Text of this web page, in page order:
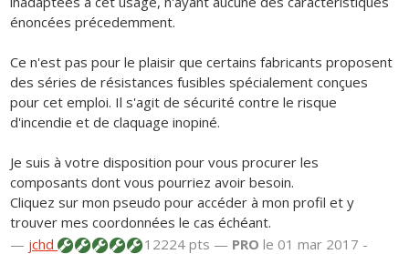
énoncées précedemment.
Ce n'est pas pour le plaisir que certains fabricants proposent
des séries de résistances fusibles spécialement conçues
pour cet emploi. Il s'agit de sécurité contre le risque
d'incendie et de claquage inopiné.
Je suis à votre disposition pour vous procurer les
composants dont vous pourriez avoir besoin.
Cliquez sur mon pseudo pour accéder à mon profil et y
trouver mes coordonnées le cas échéant.
— jchd 12224 pts — PRO le 01 mar 2017 -